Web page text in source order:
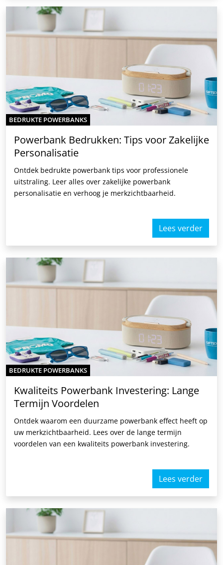
BEDRUKTE POWERBANKS
Powerbank Bedrukken: Tips voor Zakelijke
Personalisatie
Ontdek bedrukte powerbank tips voor professionele
uitstraling. Leer alles over zakelijke powerbank
personalisatie en verhoog je merkzichtbaarheid.
Lees verder
BEDRUKTE POWERBANKS
Kwaliteits Powerbank Investering: Lange
Termijn Voordelen
Ontdek waarom een duurzame powerbank effect heeft op
uw merkzichtbaarheid. Lees over de lange termijn
voordelen van een kwaliteits powerbank investering.
Lees verder